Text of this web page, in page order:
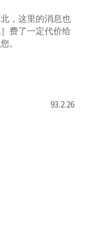
，这里的消息也
费了一定代价给
。
93.2.26